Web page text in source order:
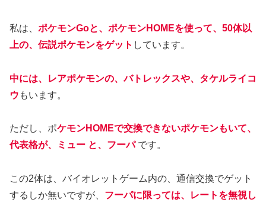
私は、 ポケモンGoと、ポケモンHOMEを使って、50体以
上の、伝説ポケモンをゲット しています。
中には、レアポケモンの、バトレックスや、タケルライコ
ウ もいます。
ただし、ポケモンHOMEで交換できないポケモンもいて、
代表格が、ミュー と、フーパ です。
この2体は、バイオレットゲーム内の、通信交換でゲット
するしか無いですが、 フーパに限っては、レートを無視し